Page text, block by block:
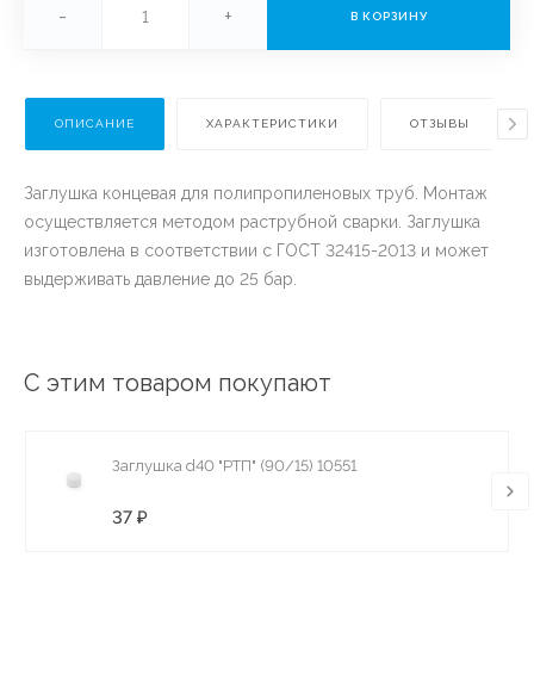
- + В КОРЗИНУ
ОПИСАНИЕ ХАРАКТЕРИСТИКИ ОТЗЫВЫ
Заглушка концевая для полипропиленовых труб. Монтаж
осуществляется методом раструбной сварки. Заглушка
изготовлена в соответствии с ГОСТ 32415-2013 и может
выдерживать давление до 25 бар.
С этим товаром покупают
Заглушка d40 "РТП" (90/15) 10551
37 ₽